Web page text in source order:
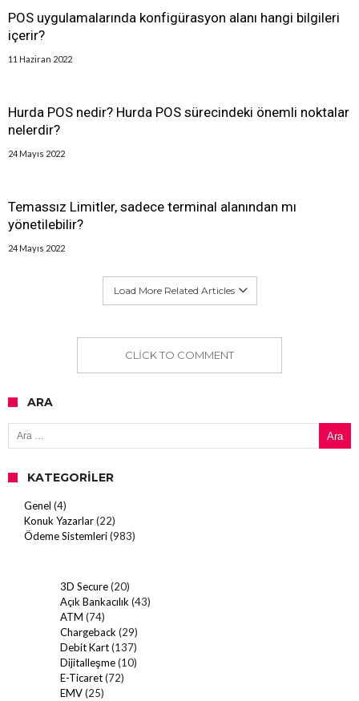
POS uygulamalarında konfigürasyon alanı hangi bilgileri
içerir?
11 Haziran 2022
Hurda POS nedir? Hurda POS sürecindeki önemli noktalar
nelerdir?
24 Mayıs 2022
Temassız Limitler, sadece terminal alanından mı
yönetilebilir?
24 Mayıs 2022
Load More Related Articles
CLICK TO COMMENT
ARA
Arama:
KATEGORILER
Genel (4)
Konuk Yazarlar(22)
Ödeme Sistemleri(983)
3D Secure(20)
Açık Bankacılık (43)
ATM (74)
Chargeback (29)
Debit Kart(137)
Dijitalleşme(10)
E-Ticaret(72)
EMV(25)